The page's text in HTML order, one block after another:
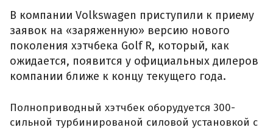
В компании Volkswagen приступили к приему
заявок на «заряженную» версию нового
поколения хэтчбека Golf R, который, как
ожидается, появится у официальных дилеров
компании ближе к концу текущего года.
Полноприводный хэтчбек оборудуется 300-
сильной турбинированой силовой установкой с